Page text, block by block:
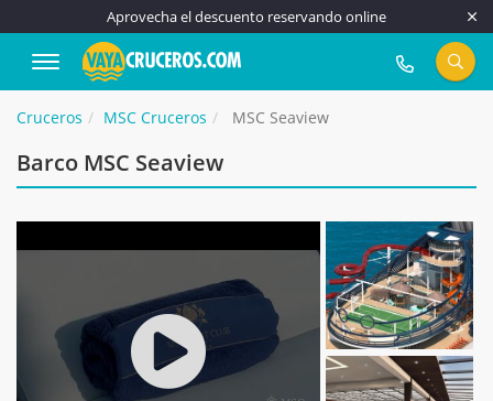
Aprovecha el descuento reservando online
917 815 555
Cruceros MSC Cruceros MSC Seaview
Barco MSC Seaview